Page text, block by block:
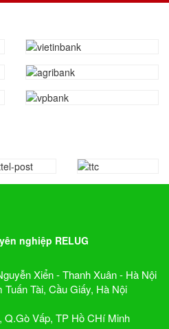
nghiệp RELUG
Xiển - Thanh Xuân - Hà Nội
Tài, Cầu Giấy, Hà Nội
Q.Gò Vấp, TP Hồ CHí Minh